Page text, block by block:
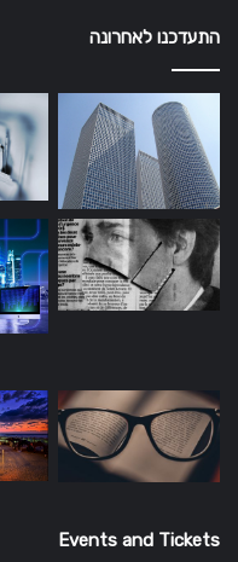
התעדכנו לאחרונה
Events and Tickets